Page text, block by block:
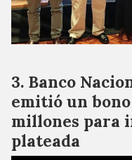
Banco
emitió un
millones para
plateada